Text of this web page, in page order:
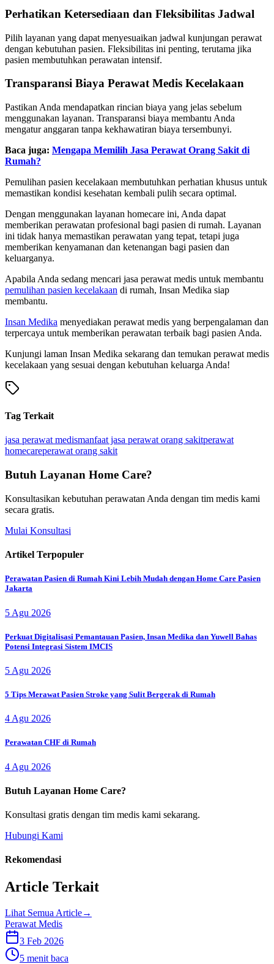
Perhatikan Ketersediaan dan Fleksibilitas Jadwal
Pilih layanan yang dapat menyesuaikan jadwal kunjungan perawat
dengan kebutuhan pasien. Fleksibilitas ini penting, terutama jika
pasien membutuhkan perawatan intensif.
Transparansi Biaya Perawat Medis Kecelakaan
Pastikan Anda mendapatkan rincian biaya yang jelas sebelum
menggunakan layanan. Transparansi biaya membantu Anda
mengatur anggaran tanpa kekhawatiran biaya tersembunyi.
Baca juga: Mengapa Memilih Jasa Perawat Orang Sakit di
Rumah?
Pemulihan pasien kecelakaan membutuhkan perhatian khusus untuk
memastikan kondisi kesehatan kembali pulih secara optimal.
Dengan menggunakan layanan homecare ini, Anda dapat
memberikan perawatan profesional bagi pasien di rumah. Layanan
ini tidak hanya memastikan perawatan yang tepat, tetapi juga
memberikan kenyamanan dan ketenangan bagi pasien dan
keluarganya.
Apabila Anda sedang mencari jasa perawat medis untuk membantu
pemulihan pasien kecelakaan di rumah, Insan Medika siap
membantu.
Insan Medika menyediakan perawat medis yang berpengalaman dan
terpercaya untuk memberikan perawatan terbaik bagi pasien Anda.
Kunjungi laman Insan Medika sekarang dan temukan perawat medis
kecelakaan yang sesuai dengan kebutuhan keluarga Anda!
Tag Terkait
jasa perawat medismanfaat jasa perawat orang sakitperawat
homecareperawat orang sakit
Butuh Layanan Home Care?
Konsultasikan kebutuhan perawatan Anda dengan tim medis kami
secara gratis.
Mulai Konsultasi
Artikel Terpopuler
Perawatan Pasien di Rumah Kini Lebih Mudah dengan Home Care Pasien
Jakarta
5 Agu 2026
Perkuat Digitalisasi Pemantauan Pasien, Insan Medika dan Yuwell Bahas
Potensi Integrasi Sistem IMCIS
5 Agu 2026
5 Tips Merawat Pasien Stroke yang Sulit Bergerak di Rumah
4 Agu 2026
Perawatan CHF di Rumah
4 Agu 2026
Butuh Layanan Home Care?
Konsultasi gratis dengan tim medis kami sekarang.
Hubungi Kami
Rekomendasi
Article Terkait
Lihat Semua Article→
Perawat Medis
3 Feb 2026
5 menit baca